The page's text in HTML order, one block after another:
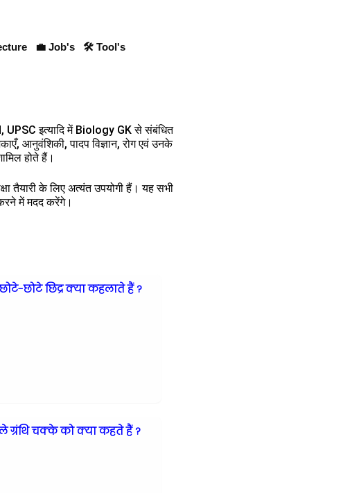
💼 Job's 🛠 Tool's
UPSC इत्यादि में Biology GK से संबंधित
आनुवंशिकी, पादप विज्ञान, रोग एवं उनके
होते हैं।
तैयारी के लिए अत्यंत उपयोगी हैं। यह सभी
में मदद करेंगे।
छोटे छिद्र क्या कहलाते हैं ?
ग्रंथि चक्के को क्या कहते हैं ?